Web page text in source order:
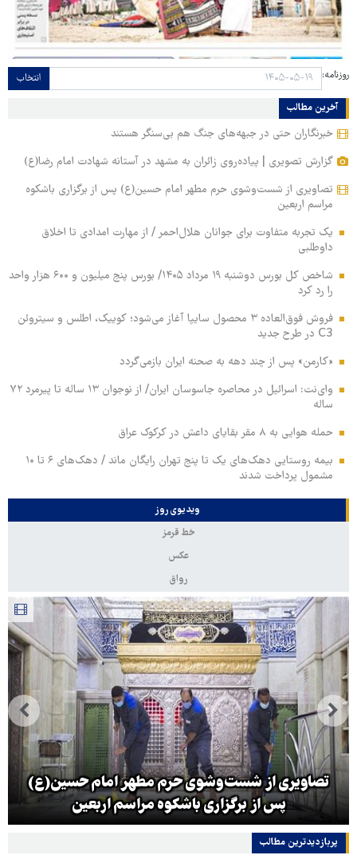
روزنامه: انتخاب
آخرین مطالب
خبرنگاران حتی در جبهه‌های جنگ هم بی‌سنگر هستند
گزارش تصویری | پیاده‌روی زائران به مشهد در آستانه شهادت امام رضا(ع)
تصاویری از شست‌وشوی حرم مطهر امام حسین(ع) پس از برگزاری باشکوه
مراسم اربعین
یک تجربه متفاوت برای جوانان هلال‌احمر / از مهارت امدادی تا اخلاق
داوطلبی
شاخص کل بورس دوشنبه ۱۹ مرداد ۱۴۰۵/ بورس پنج میلیون و ۶۰۰ هزار واحد
را رد کرد
فروش فوق‌العاده ۳ محصول سایپا آغاز می‌شود؛ کوییک، اطلس و سیتروئن
C3 در طرح جدید
«کارمن» پس از چند دهه به صحنه ایران بازمی‌گردد
وای‌نت: اسرائیل در محاصره جاسوسان ایران/ از نوجوان ۱۳ ساله تا پیرمرد ۷۲
ساله
حمله هوایی به ۸ مقر بقایای داعش در کرکوک عراق
بیمه روستایی دهک‌های یک تا پنج تهران رایگان ماند / دهک‌های ۶ تا ۱۰
مشمول پرداخت شدند
ویدیوی روز
خط قرمز
عکس
رواق
تصاویری از شست‌وشوی حرم مطهر امام حسین(ع)
پس از برگزاری باشکوه مراسم اربعین
پربازدیدترین‌ مطالب